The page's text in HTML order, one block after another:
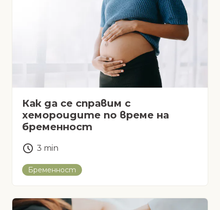
Как да се справим с
хемороидите по време на
бременност
3 min
Бременност